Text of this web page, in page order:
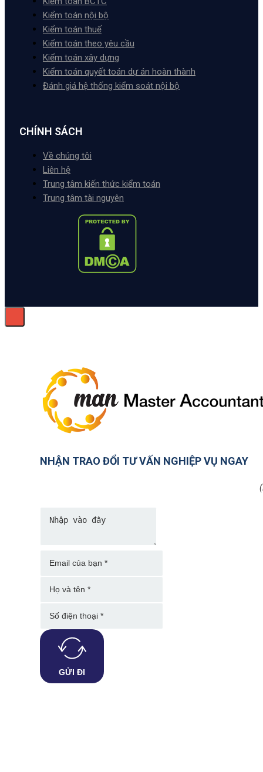
Kiểm toán nội bộ
Kiểm toán thuế
Kiểm toán theo yêu cầu
Kiểm toán xây dựng
Kiểm toán quyết toán dự án hoàn thành
Đánh giá hệ thống kiểm soát nội bộ
CHÍNH SÁCH
Về chúng tôi
Liên hệ
Trung tâm kiến thức kiểm toán
Trung tâm tài nguyên
NHẬN TRAO ĐỔI TƯ VẤN NGHIỆP VỤ NGAY
GỬI ĐI